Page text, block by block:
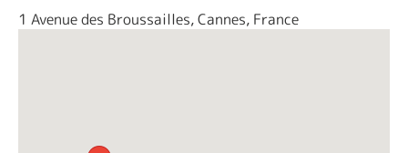
1 Avenue des Broussailles, Cannes, France